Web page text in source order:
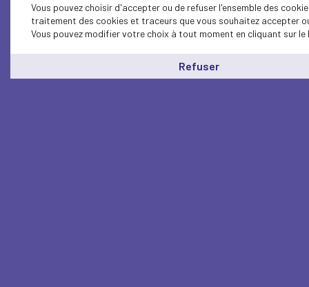
Vous pouvez choisir d'accepter ou de refuser l'ensemble des
traitement des cookies et traceurs que vous souhaitez accepter
Vous pouvez modifier votre choix à tout moment en cliquant sur le
Refuser